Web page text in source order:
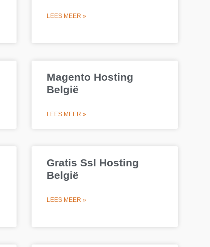
LEES MEER »
Magento Hosting
België
LEES MEER »
Gratis Ssl Hosting
België
LEES MEER »